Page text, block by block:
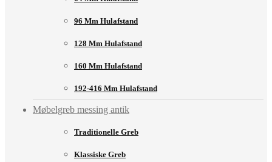
96 Mm Hulafstand
128 Mm Hulafstand
160 Mm Hulafstand
192-416 Mm Hulafstand
Møbelgreb messing antik
Traditionelle Greb
Klassiske Greb